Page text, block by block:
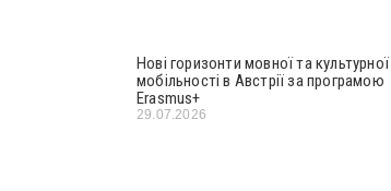
Нові горизонти мовної та культурної
мобільності в Австрії за програмою
Erasmus+
29.07.2026